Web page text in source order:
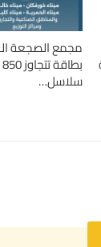
مجمع الصجعة
سلاسل…